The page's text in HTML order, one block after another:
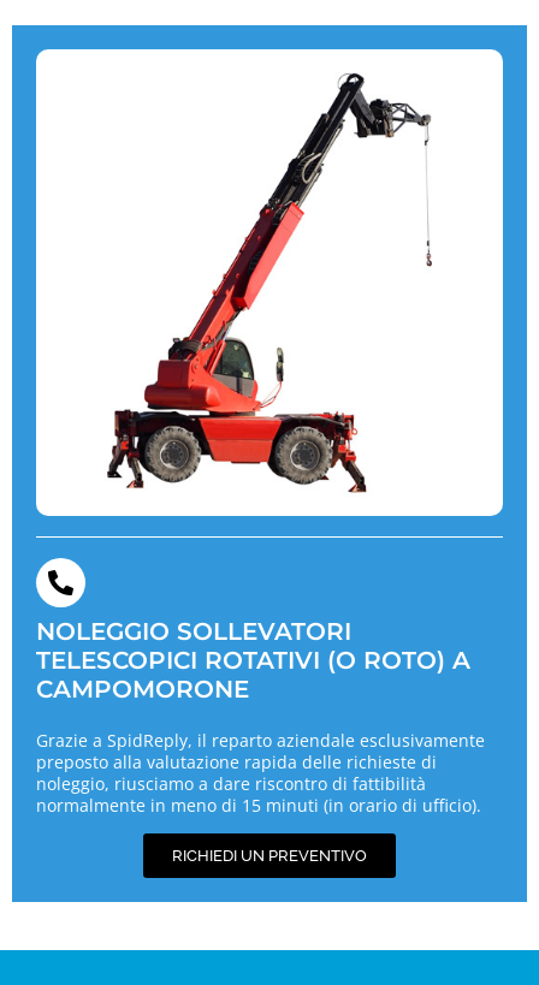
NOLEGGIO SOLLEVATORI
TELESCOPICI ROTATIVI (O ROTO) A
CAMPOMORONE
Grazie a SpidReply, il reparto aziendale esclusivamente
preposto alla valutazione rapida delle richieste di
noleggio, riusciamo a dare riscontro di fattibilità
normalmente in meno di 15 minuti (in orario di ufficio).
RICHIEDI UN PREVENTIVO